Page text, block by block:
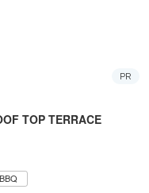
PR
TOP TERRACE
BBQ